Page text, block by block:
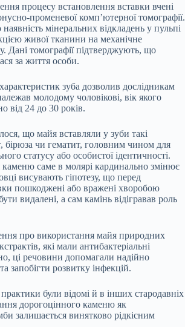
процесу встановлення вставки вчені
променевої комп’ютерної томографії.
мінеральних відкладень у пульпі
живої тканини на механічне
Дані томографії підтверджують, що
за життя особи.
зуба дозволив дослідникам
молодому чоловікові, вік якого
від 24 до 30 років.
що майя вставляли у зуби такі
бірюза чи гематит, головним чином для
статусу або особистої ідентичності.
саме в молярі кардинально змінює
висувають гіпотезу, що перед
пошкоджені або вражені хворобою
видалені, а сам камінь відігравав роль
про використання майя природних
які мали антибактеріальні
ці речовини допомагали надійно
запобігти розвитку інфекцій.
були відомі й в інших стародавніх
дорогоцінного каменю як
залишається винятково рідкісним